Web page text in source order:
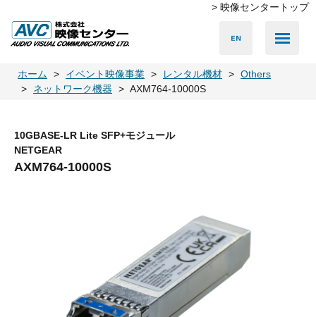
> 映像センタートップ
ホーム イベント映像事業 レンタル機材
Others
ネットワーク機器
AXM764-10000S
10GBASE-LR Lite SFP+モジュール
NETGEAR
AXM764-10000S